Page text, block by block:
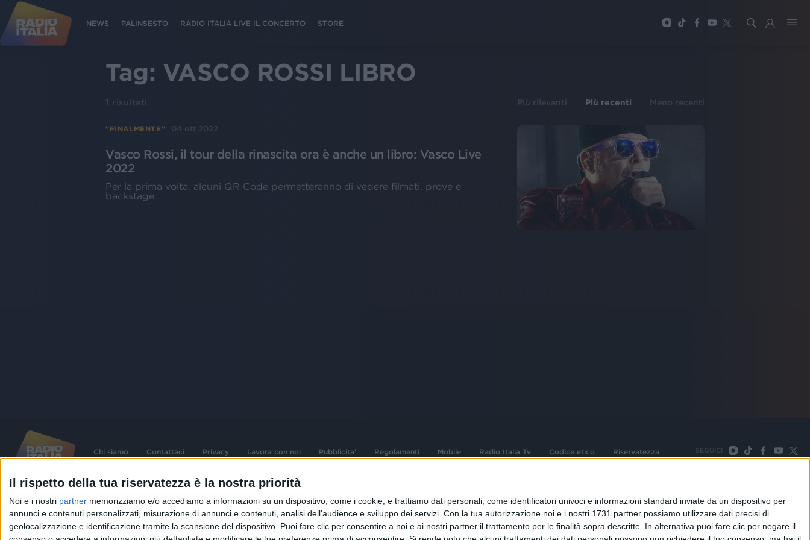
Il rispetto della tua riservatezza è la nostra priorità
Noi e i nostri partner memorizziamo e/o accediamo a informazioni su un dispositivo, come i cookie, e trattiamo dati personali, come identificatori univoci e informazioni standard inviate da un dispositivo per
annunci e contenuti personalizzati, misurazione di annunci e contenuti, analisi dell'audience e sviluppo dei servizi. Con la tua autorizzazione noi e i nostri 1731 partner possiamo utilizzare dati precisi di
geolocalizzazione e identificazione tramite la scansione del dispositivo. Puoi fare clic per consentire a noi e ai nostri partner il trattamento per le finalità sopra descritte. In alternativa puoi fare clic per negare il
NEWS PALINSESTO RADIO ITALIA LIVE IL CONCERTO STORE
Tag: VASCO ROSSI LIBRO
1 risultati Più rilevanti Più recenti Meno recenti
"FINALMENTE" 04 ott 2022
Vasco Rossi, il tour della rinascita ora è anche un libro: Vasco Live
2022
Per la prima volta, alcuni QR Code permetteranno di vedere filmati, prove e
backstage
Chi siamo Contattaci Privacy Lavora con noi Pubblicita' Regolamenti Mobile Radio Italia Tv Codice etico Riservatezza SEGUICI
©2026RADIO ITALIA S.p.A. P.IVA 06832230152 | Tutti i diritti riservati. Per le opere dell'ingegno
contenute nel sito sono stati assolti gli obblighi derivanti dalla normativa dei diritti d'autore e dei diritti
connessi.
Capitale Sociale € 580.000,00 interamente versato. Iscr. Reg. Imprese Milano - C.F. e n° iscrizione
Sede Amministrativa: Viale Europa 49, 20093 Cologno Monzese (Mi) |Tel. +39 02 254441 | Fax +39
02 25444220
Sede Legale: Via Savona 97, 20144 Milano
TORNA SU